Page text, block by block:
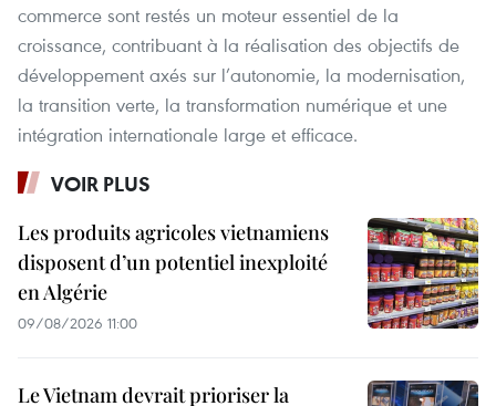
commerce sont restés un moteur essentiel de la
croissance, contribuant à la réalisation des objectifs de
développement axés sur l’autonomie, la modernisation,
la transition verte, la transformation numérique et une
intégration internationale large et efficace.
VOIR PLUS
Les produits agricoles vietnamiens
disposent d’un potentiel inexploité
en Algérie
09/08/2026 11:00
Le Vietnam devrait prioriser la